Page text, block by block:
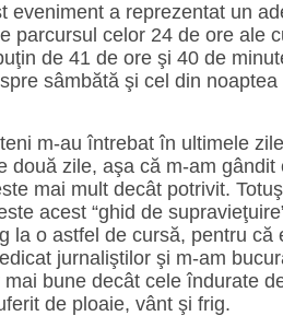
eveniment a reprezentat un
parcursul celor 24 de ore ale
de 41 de ore şi 40 de
sâmbătă şi cel din
m-au întrebat în ultimele
două zile, aşa că m-am gândit
mai mult decât potrivit.
acest “ghid de
la o astfel de cursă, pentru că
jurnaliştilor şi m-am
mai bune decât cele îndurate
de ploaie, vânt şi frig.